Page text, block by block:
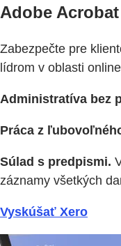
Adobe
Zabezpečte pre
lídrom v oblasti
Administratíva bez
Práca z
Súlad s predpismi.
záznamy všetkých
Vyskúšať Xero